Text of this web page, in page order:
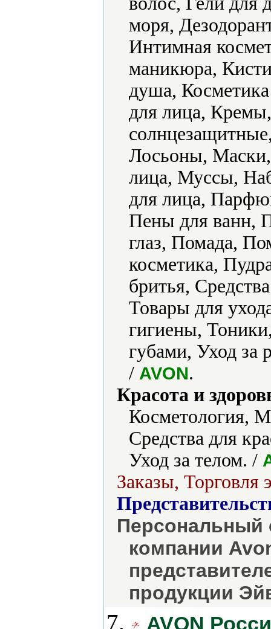
моря,
Интимная
маникюра,
душа,
для лица,
Лосьоны,
лица, Муссы,
для лица,
Пены для ванн,
глаз, Помада,
косметика,
бритья,
Товары для
гигиены,
губами, Уход
/ AVON.
Красота и
Косметология,
Средства для
Уход за телом. /
Заказы, Торговля
Персональный
компании
продукции
7. AVON